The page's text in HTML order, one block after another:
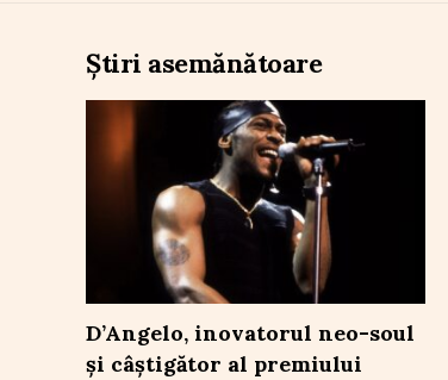
Știri asemănătoare
D’Angelo, inovatorul neo-soul
și câștigător al premiului